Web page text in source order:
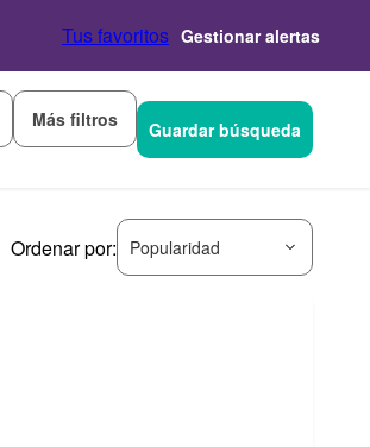
Tus favoritos Gestionar alertas
Más filtros Guardar búsqueda
Ordenar por: Popularidad